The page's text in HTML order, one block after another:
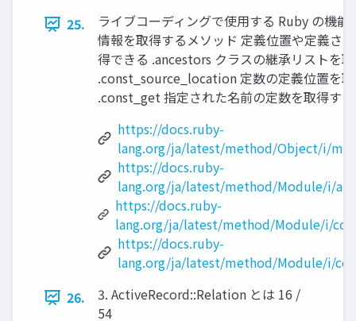
25.
ライブコーディングで使用する Ruby の機
情報を取得するメソッド 定義位置や定義さ
得できる .ancestors クラスの継承リストを
.const_source_location 定数の定義位置を
.const_get 指定された名前の定数を取得す
https://docs.ruby-
lang.org/ja/latest/method/Object/i/
https://docs.ruby-
lang.org/ja/latest/method/Module/i/
https://docs.ruby-
lang.org/ja/latest/method/Module/i/
https://docs.ruby-
lang.org/ja/latest/method/Module/i/
26.
3. ActiveRecord::Relation とは 16 /
54